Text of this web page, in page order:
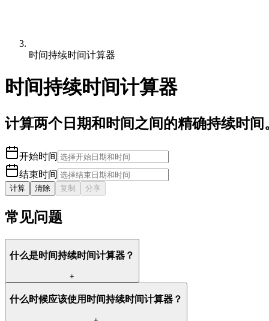
时间持续时间计算器
时间持续时间计算器
计算两个日期和时间之间的精确持续时
开始时间
结束时间
计算 清除 复制 分享
常见问题
什么是时间持续时间计算器？
+
什么时候应该使用时间持续时间计算器？